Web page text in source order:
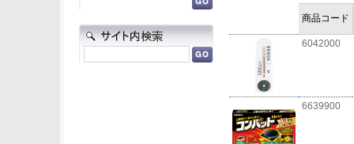
商品コード
6042000
6639900